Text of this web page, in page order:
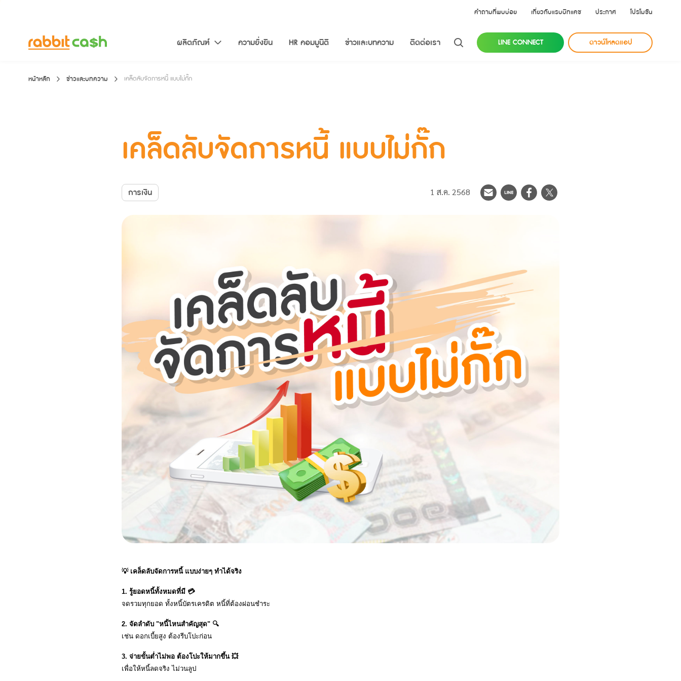
คำถามที่พบบ่อย เกี่ยวกับแรบบิทแคช ประกาศ โปรโมชัน
ผลิตภัณฑ์ ความยั่งยืน HR คอมมูนิตี ข่าวและบทความ ติดต่อเรา LINE CONNECT ดาวน์โหลดแอป
หน้าหลัก ข่าวและบทความ เคล็ดลับจัดการหนี้ แบบไม่กั๊ก
เคล็ดลับจัดการหนี้ แบบไม่กั๊ก
การเงิน 1 ส.ค. 2568
💡 เคล็ดลับจัดการหนี้ แบบง่ายๆ ทำได้จริง
1. รู้ยอดหนี้ทั้งหมดที่มี 💳
จดรวมทุกยอด ทั้งหนี้บัตรเครดิต หนี้ที่ต้องผ่อนชำระ
2. จัดลำดับ "หนี้ไหนสำคัญสุด" 🔍
เช่น ดอกเบี้ยสูง ต้องรีบโปะก่อน
3. จ่ายขั้นต่ำไม่พอ ต้องโปะให้มากขึ้น 💥
เพื่อให้หนี้ลดจริง ไม่วนลูป